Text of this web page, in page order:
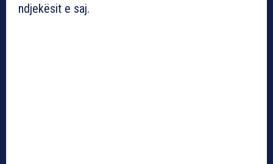
ndjekësit e saj.